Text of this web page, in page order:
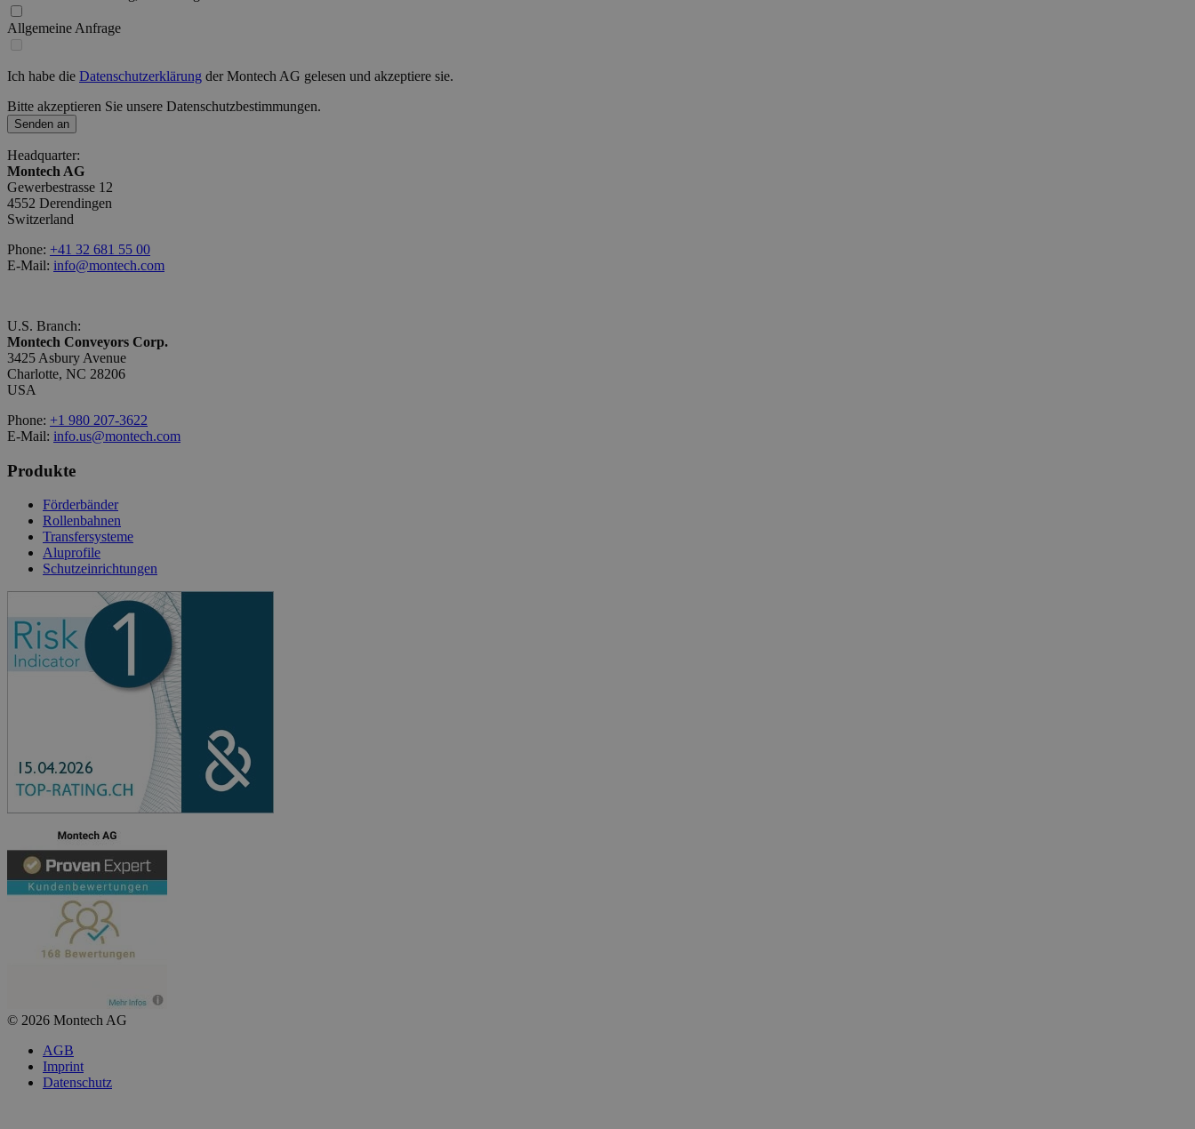
Allgemeine Anfrage
Ich habe die Datenschutzerklärung der Montech AG gelesen und akzeptiere sie.
Bitte akzeptieren Sie unsere Datenschutzbestimmungen.
Senden an
Headquarter:
Montech AG
Gewerbestrasse 12
4552 Derendingen
Switzerland
Phone: +41 32 681 55 00
E-Mail: info@montech.com
U.S. Branch:
Montech Conveyors Corp.
3425 Asbury Avenue
Charlotte, NC 28206
USA
Phone: +1 980 207-3622
E-Mail: info.us@montech.com
Produkte
Förderbänder
Rollenbahnen
Transfersysteme
Aluprofile
Schutzeinrichtungen
© 2026 Montech AG
AGB
Imprint
Datenschutz